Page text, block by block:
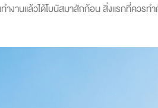
านแล้วได้โบนัสมาสักก้อน สิ่งแรกที่ควรท